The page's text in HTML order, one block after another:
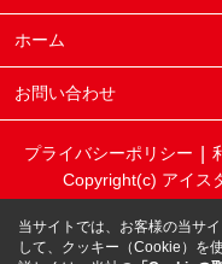
ホーム
お問い合わせ
プライバシーポリシー
Copyright(c) アイス
当サイトでは、お客様の当サ
して、クッキー（Cookie）を